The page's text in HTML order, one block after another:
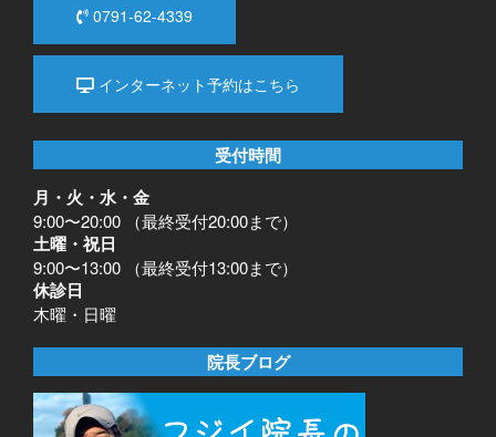
0791-62-4339
インターネット予約はこちら
受付時間
月・火・水・金
9:00〜20:00 （最終受付20:00まで）
土曜・祝日
9:00〜13:00 （最終受付13:00まで）
休診日
木曜・日曜
院長ブログ